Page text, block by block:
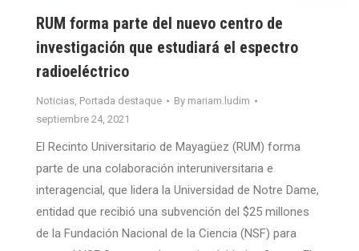
RUM forma parte del nuevo centro de
investigación que estudiará el espectro
radioeléctrico
Noticias, Portada destaque By mariam.ludim
septiembre 24, 2021
El Recinto Universitario de Mayagüez (RUM) forma
parte de una colaboración interuniversitaria e
interagencial, que lidera la Universidad de Notre Dame,
entidad que recibió una subvención del $25 millones
de la Fundación Nacional de la Ciencia (NSF) para